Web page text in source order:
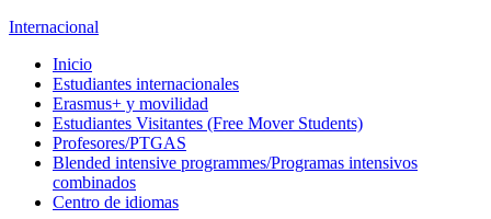
Internacional
Inicio
Estudiantes internacionales
Erasmus+ y movilidad
Estudiantes Visitantes (Free Mover Students)
Profesores/PTGAS
Blended intensive programmes/Programas intensivos
combinados
Centro de idiomas